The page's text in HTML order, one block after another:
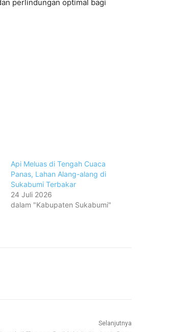
perlindungan optimal bagi
Api Meluas di Tengah Cuaca
Panas, Lahan Alang-alang di
Sukabumi Terbakar
24 Juli 2026
dalam "Kabupaten Sukabumi"
Selanjutnya